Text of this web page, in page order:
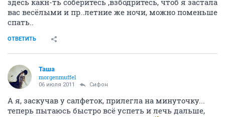
вас весёлыми и пр..летние же ночи, можно поменьше
спать..
ОТВЕТИТЬ
Таша
morgenmuffel
06 июля 2011 Сифон
А я, заскучав у салфеток, прилегла на минуточку...
теперь пытаюсь быстро всё успеть и лечь дальше,